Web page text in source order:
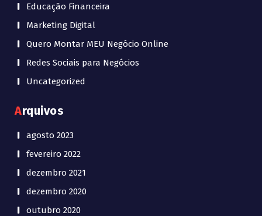
Educação Financeira
Marketing Digital
Quero Montar MEU Negócio Online
Redes Sociais para Negócios
Uncategorized
Arquivos
agosto 2023
fevereiro 2022
dezembro 2021
dezembro 2020
outubro 2020